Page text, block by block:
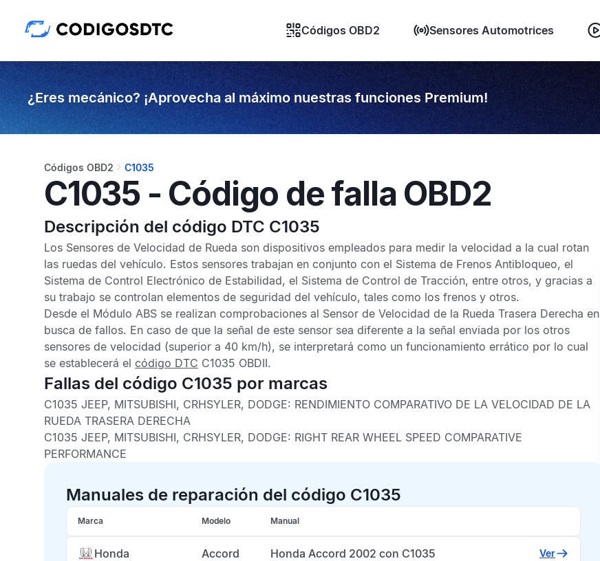
Códigos OBD2 Sensores Automotrices
¿Eres mecánico? ¡Aprovecha al máximo nuestras funciones Premium!
Códigos OBD2 C1035
C1035 - Código de falla OBD2
Descripción del código DTC C1035
Los Sensores de Velocidad de Rueda son dispositivos empleados para medir la velocidad a la cual rotan
las ruedas del vehículo. Estos sensores trabajan en conjunto con el Sistema de Frenos Antibloqueo, el
Sistema de Control Electrónico de Estabilidad, el Sistema de Control de Tracción, entre otros, y gracias a
su trabajo se controlan elementos de seguridad del vehículo, tales como los frenos y otros.
Desde el Módulo ABS se realizan comprobaciones al Sensor de Velocidad de la Rueda Trasera Derecha en
busca de fallos. En caso de que la señal de este sensor sea diferente a la señal enviada por los otros
sensores de velocidad (superior a 40 km/h), se interpretará como un funcionamiento errático por lo cual
se establecerá el código DTC C1035 OBDII.
Fallas del código C1035 por marcas
C1035 JEEP, MITSUBISHI, CRHSYLER, DODGE: RENDIMIENTO COMPARATIVO DE LA VELOCIDAD DE LA
RUEDA TRASERA DERECHA
C1035 JEEP, MITSUBISHI, CRHSYLER, DODGE: RIGHT REAR WHEEL SPEED COMPARATIVE
PERFORMANCE
Manuales de reparación del código C1035
Marca Modelo Manual
Honda Accord Honda Accord 2002 con C1035 Ver